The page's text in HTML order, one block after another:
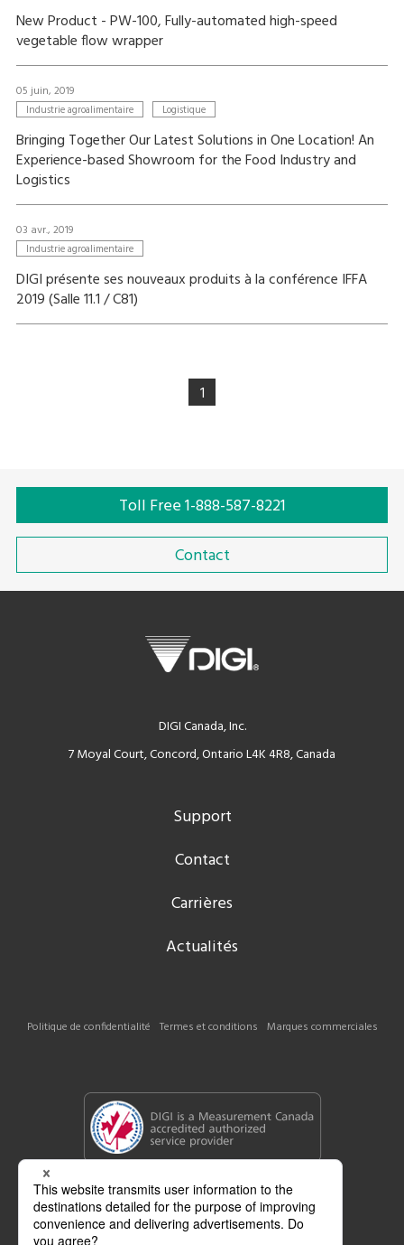
New Product - PW-100, Fully-automated high-speed
vegetable flow wrapper
05 juin, 2019
Industrie agroalimentaire Logistique
Bringing Together Our Latest Solutions in One Location! An
Experience-based Showroom for the Food Industry and
Logistics
03 avr., 2019
Industrie agroalimentaire
DIGI présente ses nouveaux produits à la conférence IFFA
2019 (Salle 11.1 / C81)
1
Toll Free 1-888-587-8221
Contact
DIGI Canada, Inc.
7 Moyal Court, Concord, Ontario L4K 4R8, Canada
Support
Contact
Carrières
Actualités
Politique de confidentialité Termes et conditions Marques commerciales